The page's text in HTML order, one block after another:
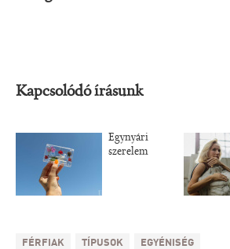
Kapcsolódó írásunk
Egynyári
szerelem
FÉRFIAK TÍPUSOK EGYÉNISÉG